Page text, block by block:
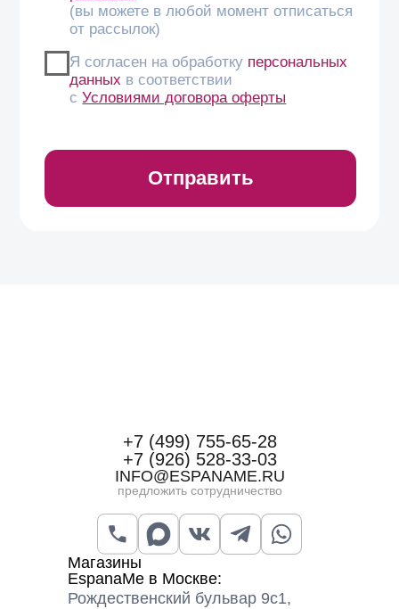
Магазины
EspanaMe в Москве:
Рождественский бульвар 9с1,
+7 (499) 755-65-28
+7 (926) 528-33-03
INFO@ESPANAME.RU
предложить сотрудничество